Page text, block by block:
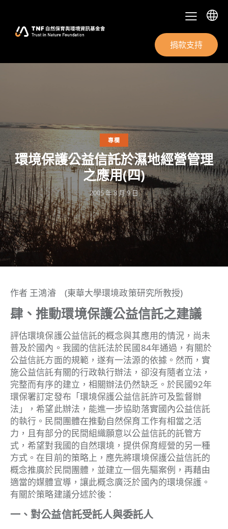
捐款支持
專欄
環境保護公益信託於濕地經營管理
之應用(四)
2005 年 8 月 9 日
作者 王鴻濬 (東華大學環境政策研究所教授)
肆、推動環境保護公益信託之建議
評估環境保護公益信託的概念與其應用的情況，尚未
普及於國內。我國的信託法於民國84年通過，有關於
公益信託方面的規範，遂有一法源的依據。然而，實
施公益信託有關的行政執行辦法，卻沒有隨者立法，
完整而有序的建立，相關辦法仍然缺乏。於民國92年
環保署訂定發布「環境保護公益信託許可及監督辦
法」，希望此辦法，能進一步協助落實國內公益信託
的執行。民間團體在推動自然保育工作有相當之活
力，且有部分的民間組織願意以公益信託的託管方
式，希望對我國的自然環境，提供保育經營的另一種
方式。在目前的策略上，應先將環境保護公益信託的
概念推廣於民間團體，並建立一個先驅案例，再藉由
適當的媒體宣導，讓此概念廣泛於國內的環境保護。
有關於策略建議分述於後：
一、對公益信託受託人與委託人